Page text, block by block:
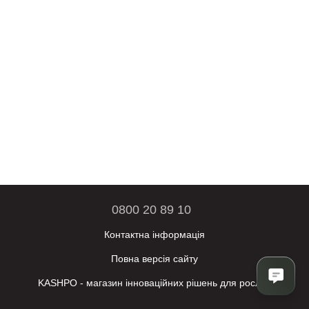
0800 20 89 10
Контактна інформація
Повна версія сайту
KASHPO - магазин інноваційних рішень для рослин